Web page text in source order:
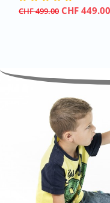
CHF499.00 CHF 449.00